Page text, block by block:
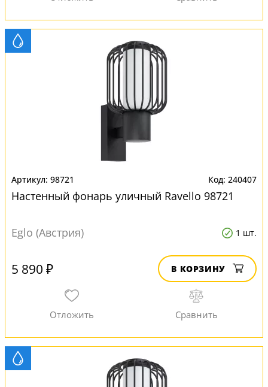
98721 240407
Настенный фонарь уличный Ravello 98721
Eglo (Австрия) 1 шт.
5 890 ₽ В КОРЗИНУ